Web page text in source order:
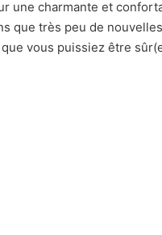
une charmante et
que très peu de
vous puissiez être